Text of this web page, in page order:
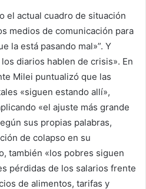
el actual cuadro de situación
medios de comunicación para
la está pasando mal»”. Y
diarios hablen de crisis». En
Milei puntualizó que las
«siguen estando allí»,
«el ajuste más grande
sus propias palabras,
de colapso en su
también «los pobres siguen
pérdidas de los salarios frente
de alimentos, tarifas y